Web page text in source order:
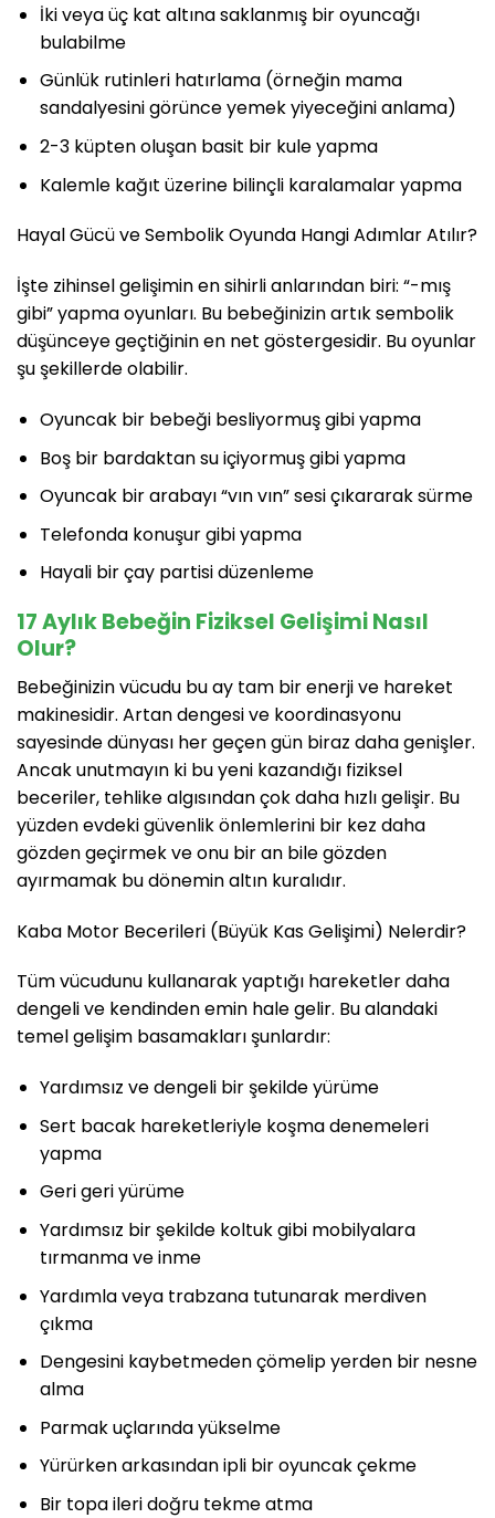
İki veya üç kat altına saklanmış bir oyuncağı
bulabilme
Günlük rutinleri hatırlama (örneğin mama
sandalyesini görünce yemek yiyeceğini anlama)
2-3 küpten oluşan basit bir kule yapma
Kalemle kağıt üzerine bilinçli karalamalar yapma
Hayal Gücü ve Sembolik Oyunda Hangi Adımlar Atılır?
İşte zihinsel gelişimin en sihirli anlarından biri: “-mış
gibi” yapma oyunları. Bu bebeğinizin artık sembolik
düşünceye geçtiğinin en net göstergesidir. Bu oyunlar
şu şekillerde olabilir.
Oyuncak bir bebeği besliyormuş gibi yapma
Boş bir bardaktan su içiyormuş gibi yapma
Oyuncak bir arabayı “vın vın” sesi çıkararak sürme
Telefonda konuşur gibi yapma
Hayali bir çay partisi düzenleme
17 Aylık Bebeğin Fiziksel Gelişimi Nasıl
Olur?
Bebeğinizin vücudu bu ay tam bir enerji ve hareket
makinesidir. Artan dengesi ve koordinasyonu
sayesinde dünyası her geçen gün biraz daha genişler.
Ancak unutmayın ki bu yeni kazandığı fiziksel
beceriler, tehlike algısından çok daha hızlı gelişir. Bu
yüzden evdeki güvenlik önlemlerini bir kez daha
gözden geçirmek ve onu bir an bile gözden
ayırmamak bu dönemin altın kuralıdır.
Kaba Motor Becerileri (Büyük Kas Gelişimi) Nelerdir?
Tüm vücudunu kullanarak yaptığı hareketler daha
dengeli ve kendinden emin hale gelir. Bu alandaki
temel gelişim basamakları şunlardır:
Yardımsız ve dengeli bir şekilde yürüme
Sert bacak hareketleriyle koşma denemeleri
yapma
Geri geri yürüme
Yardımsız bir şekilde koltuk gibi mobilyalara
tırmanma ve inme
Yardımla veya trabzana tutunarak merdiven
çıkma
Dengesini kaybetmeden çömelip yerden bir nesne
alma
Parmak uçlarında yükselme
Yürürken arkasından ipli bir oyuncak çekme
Bir topa ileri doğru tekme atma